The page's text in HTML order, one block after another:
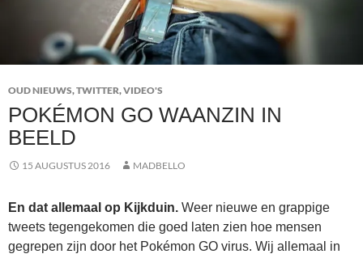
OUD NIEUWS,TWITTER,VIDEO'S
POKÉMON GO WAANZIN IN
BEELD
15 AUGUSTUS 2016 MADBELLO
En dat allemaal op Kijkduin. Weer nieuwe en grappige
tweets tegengekomen die goed laten zien hoe mensen
gegrepen zijn door het Pokémon GO virus. Wij allemaal in